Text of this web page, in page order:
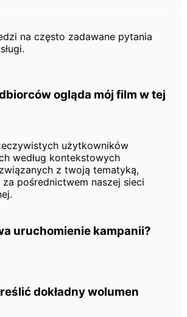
pytania
na często zadawane pytania
ogląda mój film w tej
użytkowników
według kontekstowych
z twoją tematyką,
pośrednictwem naszej sieci
uruchomienie kampanii?
dokładny wolumen